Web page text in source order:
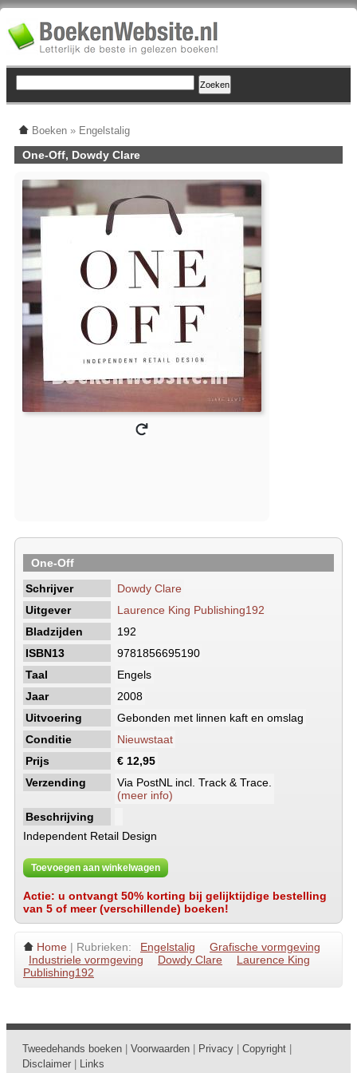
Boeken » Engelstalig
One-Off, Dowdy Clare
One-Off
Schrijver
Dowdy Clare
Uitgever
Laurence King Publishing192
Bladzijden
192
ISBN13
9781856695190
Taal
Engels
Jaar
2008
Uitvoering
Gebonden met linnen kaft en omslag
Conditie
Nieuwstaat
Prijs
€ 12,95
Verzending
Via PostNL incl. Track & Trace.
(meer info)
Beschrijving
Independent Retail Design
Toevoegen aan winkelwagen
Actie: u ontvangt 50% korting bij gelijktijdige bestelling
van 5 of meer (verschillende) boeken!
Home | Rubrieken: Engelstalig
Grafische vormgeving
Industriele vormgeving
Dowdy Clare
Laurence King
Publishing192
Tweedehands boeken Voorwaarden Privacy Copyright
Disclaimer
Links